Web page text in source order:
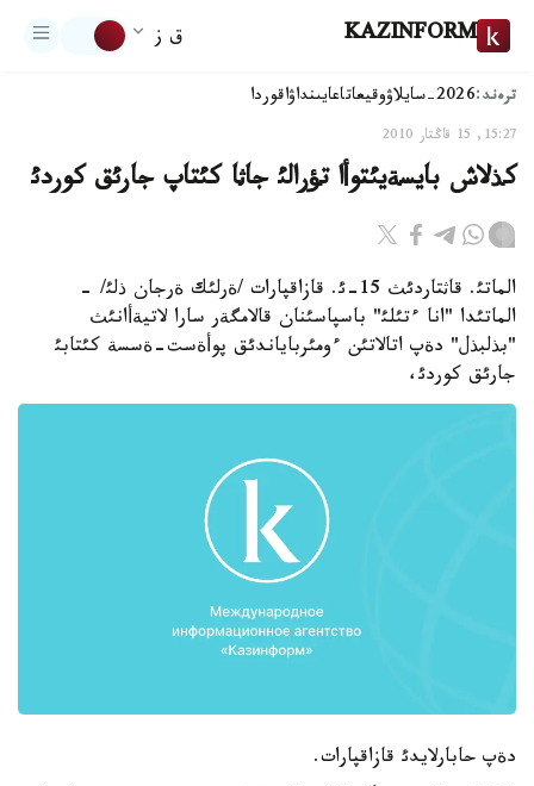
KAZINFORM ق ز
ترەند:2026-سايلاۋ وقيعاتاعايىنداۋاقوردا
15:27, 15 قاڭتار 2010
كذلاش بايسةيئتوأا تؤرالئ جاثا كئتاپ جارئق كوردئ
الماتئ. قاثتاردئث 15-ئ. قازاقپارات /ةرلئك ةرجان ذلئ/ -
الماتئدا "انا ءتئلئ" باسپاسئنان قالامگةر سارا لاتيةأانئث
"بذلبذل" دةپ اتالاتئن ءومئرباياندئق پوأةست-ةسسة كئتابئ
جارئق كوردئ،
دةپ حابارلايدئ قازاقپارات.